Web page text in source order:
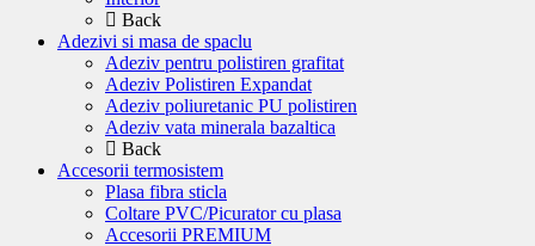
Back
Adezivi si masa de spaclu
Adeziv pentru polistiren grafitat
Adeziv Polistiren Expandat
Adeziv poliuretanic PU polistiren
Adeziv vata minerala bazaltica
Back
Accesorii termosistem
Plasa fibra sticla
Coltare PVC/Picurator cu plasa
Accesorii PREMIUM